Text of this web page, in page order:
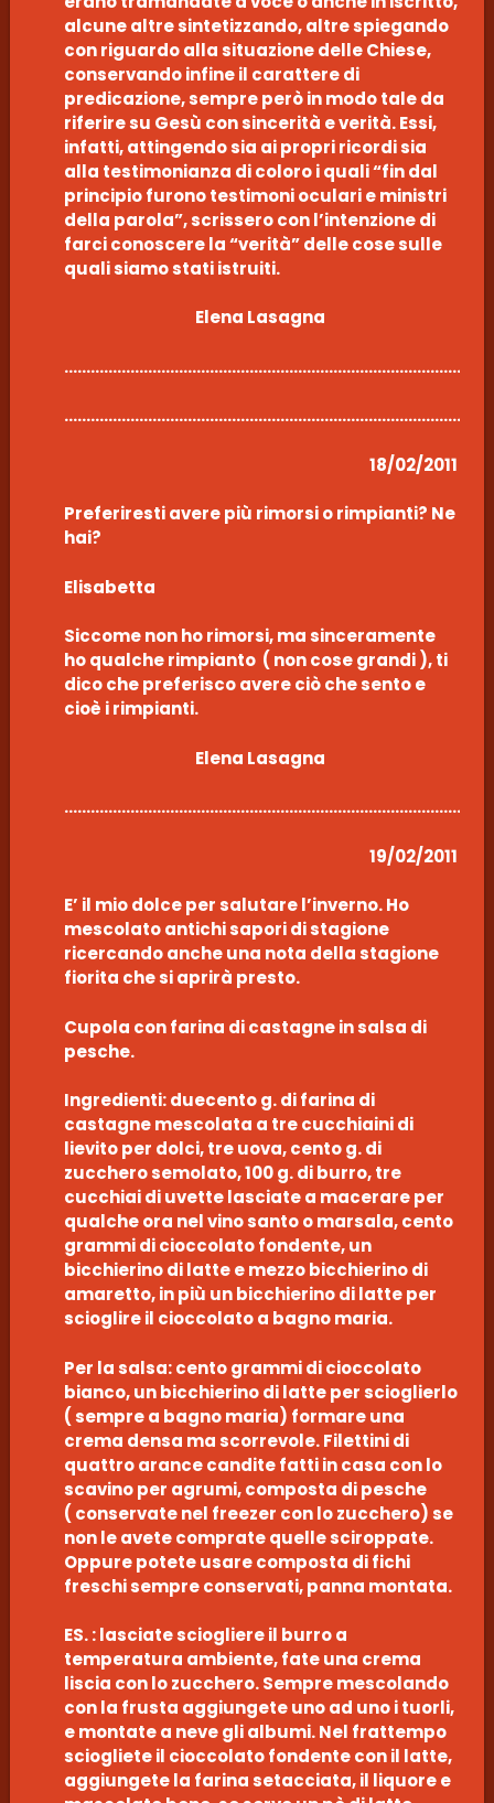
alcune altre sintetizzando, altre spiegando
con riguardo alla situazione delle Chiese,
conservando infine il carattere di
predicazione, sempre però in modo tale da
riferire su Gesù con sincerità e verità. Essi,
infatti, attingendo sia ai propri ricordi sia
alla testimonianza di coloro i quali “fin dal
principio furono testimoni oculari e ministri
della parola”, scrissero con l’intenzione di
farci conoscere la “verità” delle cose sulle
quali siamo stati istruiti.
Elena Lasagna
18/02/2011
Preferiresti avere più rimorsi o rimpianti? Ne
hai?
Elisabetta
Siccome non ho rimorsi, ma sinceramente
ho qualche rimpianto ( non cose grandi ), ti
dico che preferisco avere ciò che sento e
cioè i rimpianti.
Elena Lasagna
19/02/2011
E’ il mio dolce per salutare l’inverno. Ho
mescolato antichi sapori di stagione
ricercando anche una nota della stagione
fiorita che si aprirà presto.
Cupola con farina di castagne in salsa di
pesche.
Ingredienti: duecento g. di farina di
castagne mescolata a tre cucchiaini di
lievito per dolci, tre uova, cento g. di
zucchero semolato, 100 g. di burro, tre
cucchiai di uvette lasciate a macerare per
qualche ora nel vino santo o marsala, cento
grammi di cioccolato fondente, un
bicchierino di latte e mezzo bicchierino di
amaretto, in più un bicchierino di latte per
scioglire il cioccolato a bagno maria.
Per la salsa: cento grammi di cioccolato
bianco, un bicchierino di latte per scioglierlo
( sempre a bagno maria) formare una
crema densa ma scorrevole. Filettini di
quattro arance candite fatti in casa con lo
scavino per agrumi, composta di pesche
( conservate nel freezer con lo zucchero) se
non le avete comprate quelle sciroppate.
Oppure potete usare composta di fichi
freschi sempre conservati, panna montata.
ES. : lasciate sciogliere il burro a
temperatura ambiente, fate una crema
liscia con lo zucchero. Sempre mescolando
con la frusta aggiungete uno ad uno i tuorli,
e montate a neve gli albumi. Nel frattempo
sciogliete il cioccolato fondente con il latte,
aggiungete la farina setacciata, il liquore e